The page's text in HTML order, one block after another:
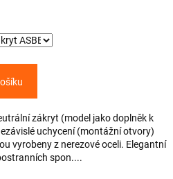
zákryt (model jako doplněk k
uchycení (montážní otvory)
vyrobeny z nerezové oceli. Elegantní
spon....